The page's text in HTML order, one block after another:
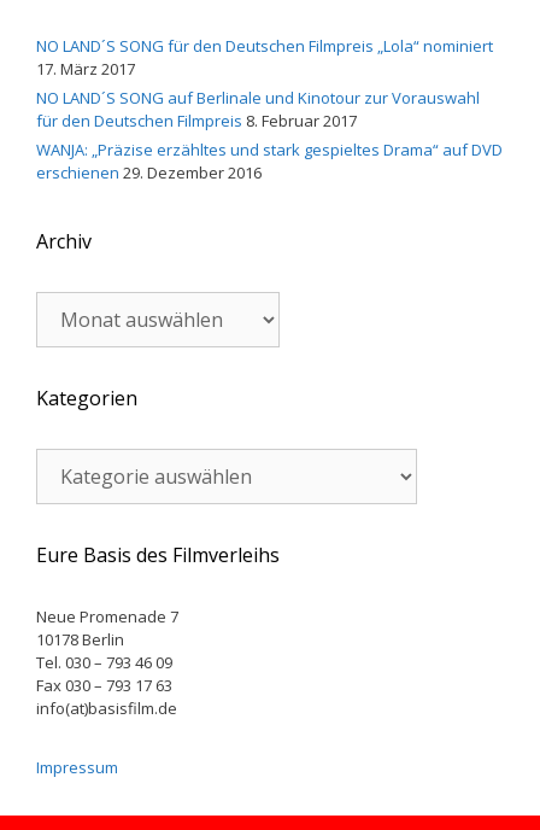
NO LAND´S SONG für den Deutschen Filmpreis „Lola“ nominiert
17. März 2017
NO LAND´S SONG auf Berlinale und Kinotour zur Vorauswahl
für den Deutschen Filmpreis 8. Februar 2017
WANJA: „Präzise erzähltes und stark gespieltes Drama“ auf DVD
erschienen 29. Dezember 2016
Archiv
Kategorien
Eure Basis des Filmverleihs
Neue Promenade 7
10178 Berlin
Tel. 030 – 793 46 09
Fax 030 – 793 17 63
info(at)basisfilm.de
Impressum